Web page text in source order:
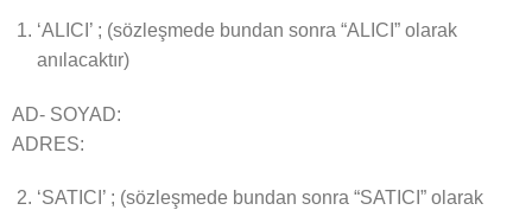
‘ALICI’ ; (sözleşmede bundan sonra “ALICI” olarak
anılacaktır)
AD- SOYAD:
ADRES:
‘SATICI’ ; (sözleşmede bundan sonra “SATICI” olarak